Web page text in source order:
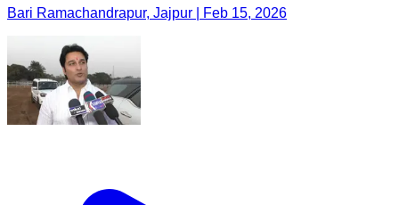
Bari Ramachandrapur, Jajpur | Feb 15, 2026